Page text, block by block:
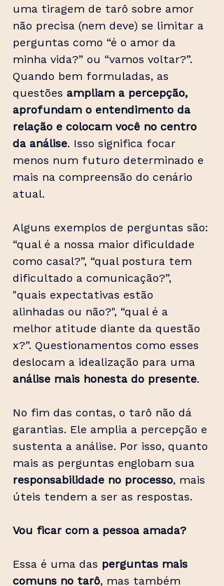
uma tiragem de tarô sobre amor
não precisa (nem deve) se limitar a
perguntas como “é o amor da
minha vida?” ou “vamos voltar?”.
Quando bem formuladas, as
questões ampliam a percepção,
aprofundam o entendimento da
relação e colocam você no centro
da análise. Isso significa focar
menos num futuro determinado e
mais na compreensão do cenário
atual.
Alguns exemplos de perguntas são:
“qual é a nossa maior dificuldade
como casal?”, “qual postura tem
dificultado a comunicação?”,
"quais expectativas estão
alinhadas ou não?", “qual é a
melhor atitude diante da questão
x?”. Questionamentos como esses
deslocam a idealização para uma
análise mais honesta do presente.
No fim das contas, o tarô não dá
garantias. Ele amplia a percepção e
sustenta a análise. Por isso, quanto
mais as perguntas englobam sua
responsabilidade no processo, mais
úteis tendem a ser as respostas.
Vou ficar com a pessoa amada?
Essa é uma das perguntas mais
comuns no tarô, mas também